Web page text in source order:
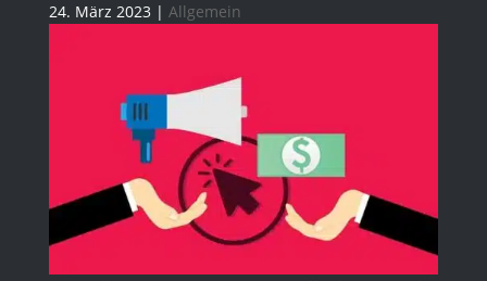
24. März 2023| Allgemein